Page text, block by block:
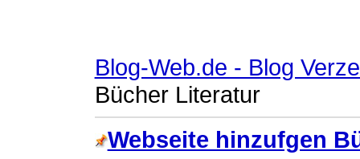
Blog-Web.de - Blog
Bücher Literatur
Webseite hinzufgen